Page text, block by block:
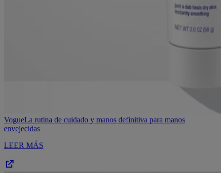
VogueLa rutina de cuidado y manos definitiva para manos
envejecidas
LEER MÁS